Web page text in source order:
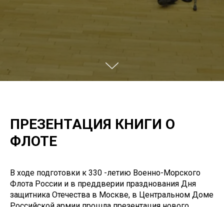
ПРЕЗЕНТАЦИЯ КНИГИ О
ФЛОТЕ
В ходе подготовки к 330 -летию Военно-Морского
Флота России и в преддверии празднования Дня
защитника Отечества в Москве, в Центральном Доме